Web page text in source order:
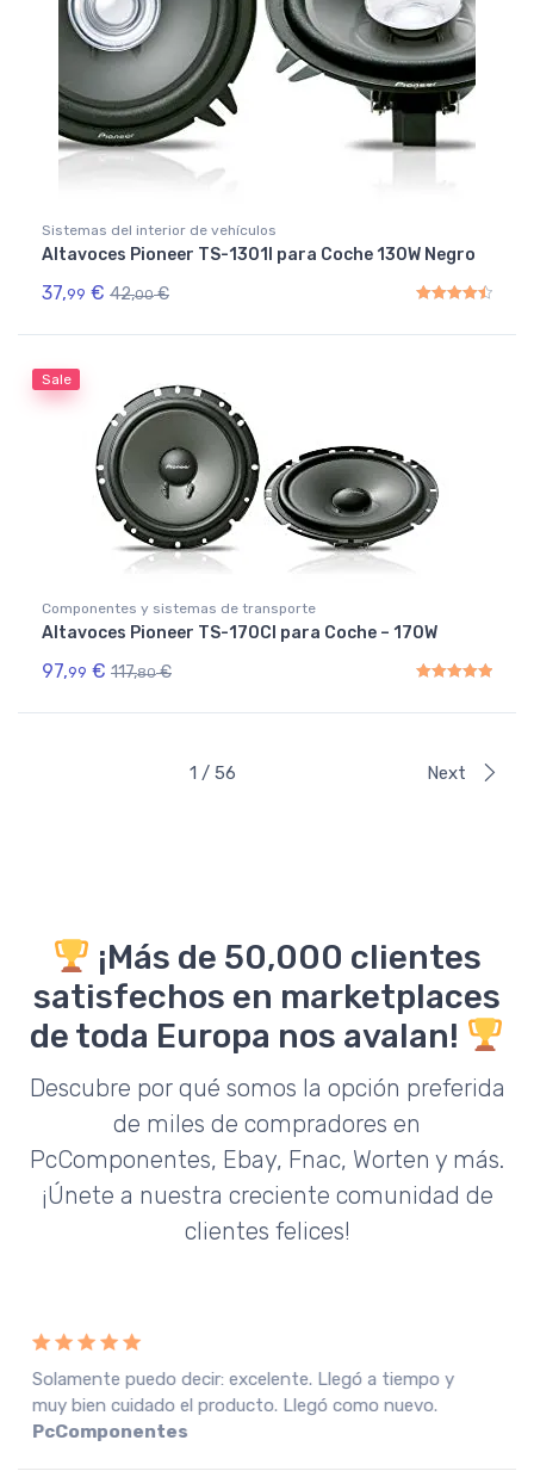
Sistemas del interior de vehículos
Altavoces Pioneer TS-1301I para Coche 130W Negro
37,99 € 42,00 €
Sale
Componentes y sistemas de transporte
Altavoces Pioneer TS-170CI para Coche – 170W
97,99 € 117,80 €
1 / 56 Next
¡Más de 50,000 clientes
satisfechos en marketplaces
de toda Europa nos avalan!
Descubre por qué somos la opción preferida
de miles de compradores en
PcComponentes, Ebay, Fnac, Worten y más.
¡Únete a nuestra creciente comunidad de
clientes felices!
Recebi a encomenda em perfeitas condições, o que
muito agradeço. Recomendo o vendedor. Fnac
Portugal